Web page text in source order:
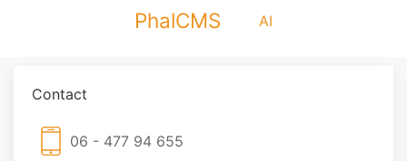
PhalCMS
AI
Contact
06 - 477 94 655